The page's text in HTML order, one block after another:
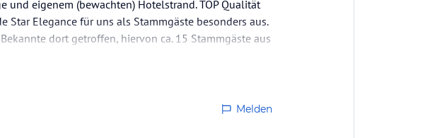
eigenem (bewachten) Hotelstrand. TOP Qualität
Star Elegance für uns als Stammgäste besonders aus.
dort getroffen, hiervon ca. 15 Stammgäste aus
Melden